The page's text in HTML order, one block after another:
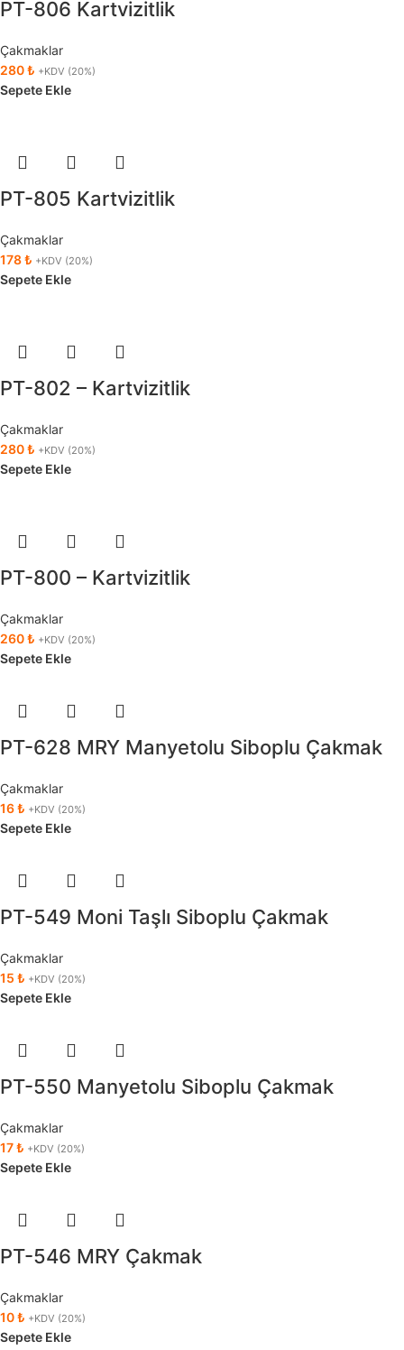
PT-806 Kartvizitlik
Çakmaklar
280₺ +KDV (20%)
Sepete Ekle
PT-805 Kartvizitlik
Çakmaklar
178₺ +KDV (20%)
Sepete Ekle
PT-802 – Kartvizitlik
Çakmaklar
280₺ +KDV (20%)
Sepete Ekle
PT-800 – Kartvizitlik
Çakmaklar
260₺ +KDV (20%)
Sepete Ekle
PT-628 MRY Manyetolu Siboplu Çakmak
Çakmaklar
16₺ +KDV (20%)
Sepete Ekle
PT-549 Moni Taşlı Siboplu Çakmak
Çakmaklar
15 ₺ +KDV (20%)
Sepete Ekle
PT-550 Manyetolu Siboplu Çakmak
Çakmaklar
17₺ +KDV (20%)
Sepete Ekle
PT-546 MRY Çakmak
Çakmaklar
10₺ +KDV (20%)
Sepete Ekle